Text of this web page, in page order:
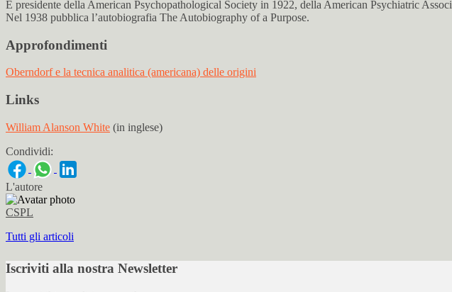
È presidente della American Psychopathological Society in 1922, della American Psychiatric
Nel 1938 pubblica l’autobiografia The Autobiography of a Purpose.
Approfondimenti
Oberndorf e la tecnica analitica (americana) delle origini
Links
William Alanson White (in inglese)
Condividi:
L'autore
CSPL
Tutti gli articoli
Iscriviti alla nostra Newsletter